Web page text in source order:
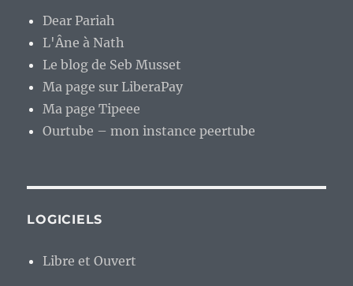
Dear Pariah
L'Âne à Nath
Le blog de Seb Musset
Ma page sur LiberaPay
Ma page Tipeee
Ourtube – mon instance peertube
LOGICIELS
Libre et Ouvert